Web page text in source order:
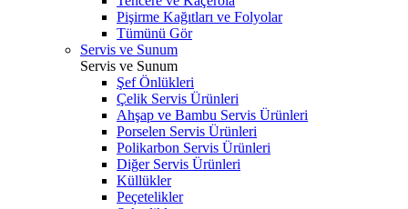
Pişirme Kağıtları ve Folyolar
Tümünü Gör
Servis ve Sunum
Servis ve Sunum
Şef Önlükleri
Çelik Servis Ürünleri
Ahşap ve Bambu Servis Ürünleri
Porselen Servis Ürünleri
Polikarbon Servis Ürünleri
Diğer Servis Ürünleri
Küllükler
Peçetelikler